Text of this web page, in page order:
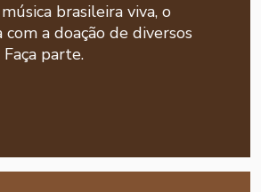
brasileira viva, o
a doação de diversos
parte.